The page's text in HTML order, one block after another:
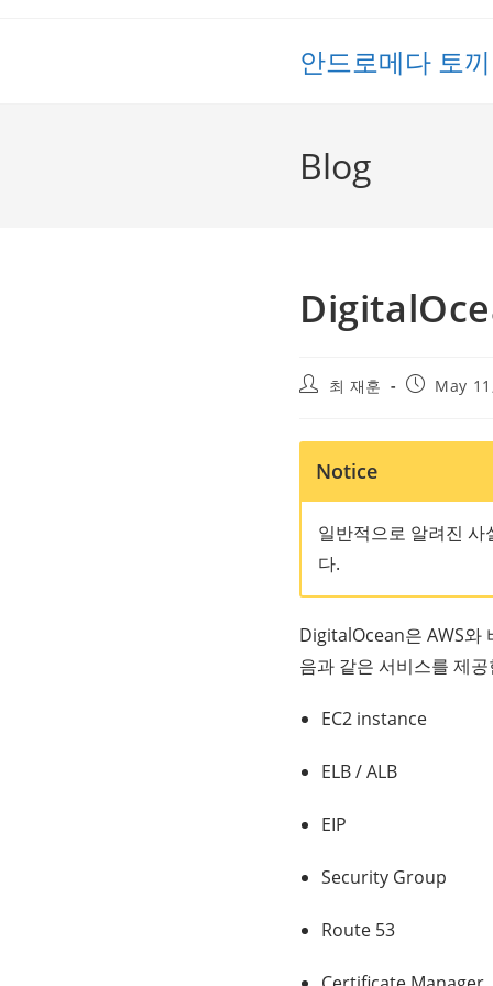
안드로메다 토끼
Blog
Post최 재훈
PostMay
Notice
일반적으로 알려진
다.
DigitalOcean은 AWS와
음과 같은 서비스를 제
EC2 instance
ELB / ALB
EIP
Security Group
Route 53